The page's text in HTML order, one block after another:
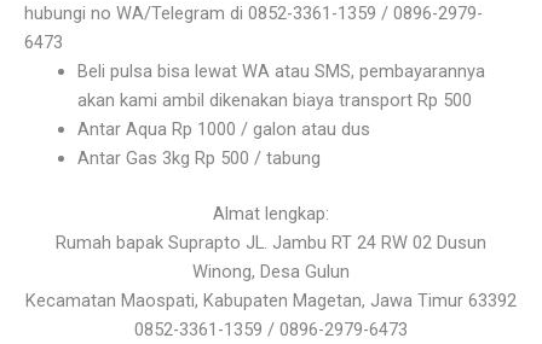
hubungi no WA/Telegram di 0852-3361-1359 / 0896-2979-
6473
Beli pulsa bisa lewat WA atau SMS, pembayarannya
akan kami ambil dikenakan biaya transport Rp 500
Antar Aqua Rp 1000 / galon atau dus
Antar Gas 3kg Rp 500 / tabung
Almat lengkap:
Rumah bapak Suprapto JL. Jambu RT 24 RW 02 Dusun
Winong, Desa Gulun
Kecamatan Maospati, Kabupaten Magetan, Jawa Timur 63392
0852-3361-1359 / 0896-2979-6473